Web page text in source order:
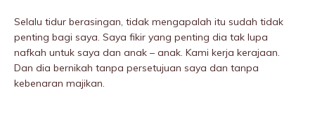
Selalu tidur berasingan, tidak mengapalah itu sudah tidak
penting bagi saya. Saya fikir yang penting dia tak lupa
nafkah untuk saya dan anak – anak. Kami kerja kerajaan.
Dan dia bernikah tanpa persetujuan saya dan tanpa
kebenaran majikan.